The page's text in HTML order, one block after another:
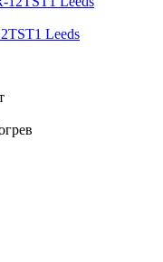
Leeds